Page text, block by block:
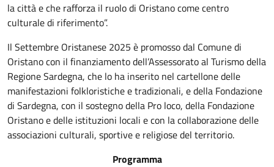
la città e che rafforza il ruolo di Oristano come centro
culturale di riferimento”.
Il Settembre Oristanese 2025 è promosso dal Comune di
Oristano con il finanziamento dell’Assessorato al Turismo della
Regione Sardegna, che lo ha inserito nel cartellone delle
manifestazioni folkloristiche e tradizionali, e della Fondazione
di Sardegna, con il sostegno della Pro loco, della Fondazione
Oristano e delle istituzioni locali e con la collaborazione delle
associazioni culturali, sportive e religiose del territorio.
Programma